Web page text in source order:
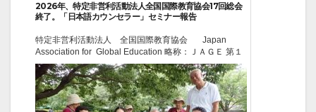
2026年、特定非営利活動法人全国国際教育協会17回総会
終了。「日本語カウンセラー」セミナー報告
特定非営利活動法人 全国国際教育協会 Japan
Association for Global Education 略称：ＪＡＧＥ 第１
７回 総 会 日 時 令和8年６月１8日（木）１４
時４０分～１５時３０分 会 場 新宿第一生命ビ...
2026-06-19
イベント